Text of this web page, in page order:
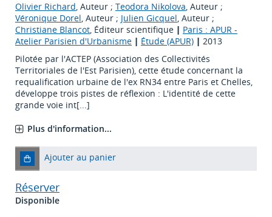
Olivier Richard, Auteur ; Teodora Nikolova, Auteur ;
Véronique Dorel, Auteur ; Julien Gicquel, Auteur ;
Christiane Blancot, Éditeur scientifique | Paris : APUR -
Atelier Parisien d'Urbanisme | Étude (APUR) | 2013
Pilotée par l'ACTEP (Association des Collectivités
Territoriales de l'Est Parisien), cette étude concernant la
requalification urbaine de l'ex RN34 entre Paris et Chelles,
développe trois pistes de réflexion : L'identité de cette
grande voie int[...]
Plus d'information...
Ajouter au panier
Réserver
Disponible